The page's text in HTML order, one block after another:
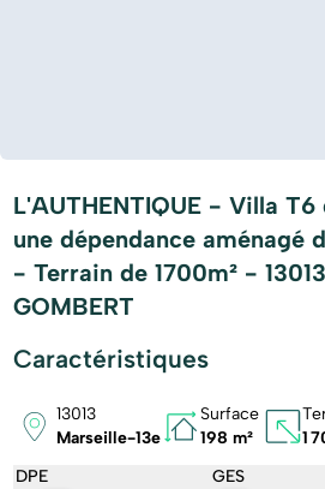
L'AUTHENTIQUE - Villa T6
une dépendance aménagé
- Terrain de 1700m² -
GOMBERT
Caractéristiques
13013
Marseille-13e
Surface
198 m²
1
DPE
GES